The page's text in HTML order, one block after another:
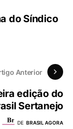
do Síndico
Anterior
edição do
Sertanejo
DE BRASIL AGORA